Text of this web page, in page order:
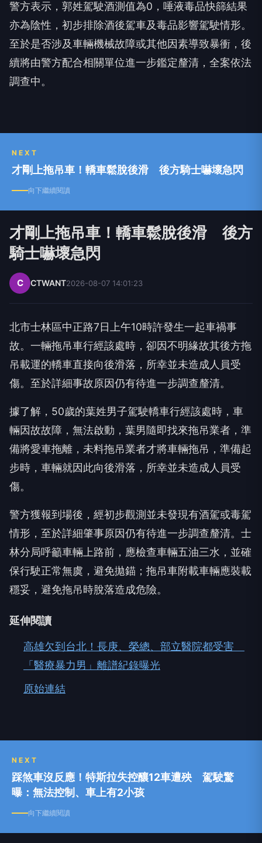
警方表示，郭姓駕駛酒測值為0，唾液毒品快篩結果
亦為陰性，初步排除酒後駕車及毒品影響駕駛情形。
至於是否涉及車輛機械故障或其他因素導致暴衝，後
續將由警方配合相關單位進一步鑑定釐清，全案依法
調查中。
NEXT
才剛上拖吊車！轎車鬆脫後滑 後方騎士嚇壞急閃
向下繼續閱讀
才剛上拖吊車！轎車鬆脫後滑 後方
騎士嚇壞急閃
C CTWANT2026-08-07 14:01:23
北市士林區中正路7日上午10時許發生一起車禍事
故。一輛拖吊車行經該處時，卻因不明緣故其後方拖
吊載運的轎車直接向後滑落，所幸並未造成人員受
傷。至於詳細事故原因仍有待進一步調查釐清。
據了解，50歲的葉姓男子駕駛轎車行經該處時，車
輛因故故障，無法啟動，葉男隨即找來拖吊業者，準
備將愛車拖離，未料拖吊業者才將車輛拖吊，準備起
步時，車輛就因此向後滑落，所幸並未造成人員受
傷。
警方獲報到場後，經初步觀測並未發現有酒駕或毒駕
情形，至於詳細肇事原因仍有待進一步調查釐清。士
林分局呼籲車輛上路前，應檢查車輛五油三水，並確
保行駛正常無虞，避免拋錨；拖吊車附載車輛應裝載
穩妥，避免拖吊時脫落造成危險。
延伸閱讀
高雄欠到台北！長庚、榮總、部立醫院都受害
「醫療暴力男」離譜紀錄曝光
原始連結
NEXT
踩煞車沒反應！特斯拉失控釀12車遭殃 駕駛驚
曝：無法控制、車上有2小孩
向下繼續閱讀